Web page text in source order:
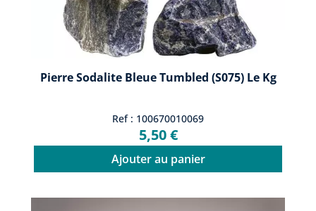
Pierre Sodalite Bleue Tumbled (S075) Le Kg
Ref : 100670010069
5,50 €
Ajouter au panier